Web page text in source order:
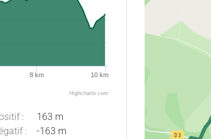
8 km 10 km
Highcharts.com
:
163 m
:
-163 m